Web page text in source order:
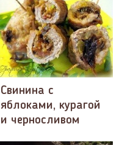
Свинина с
яблоками, курагой
и черносливом